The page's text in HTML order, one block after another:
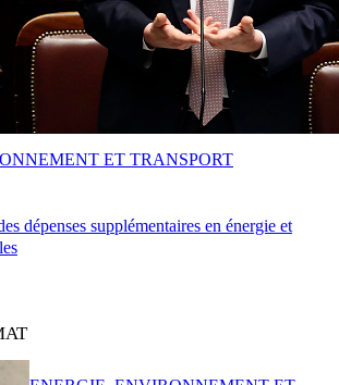
dépenses supplémentaires en énergie et
ET TRANSPORT